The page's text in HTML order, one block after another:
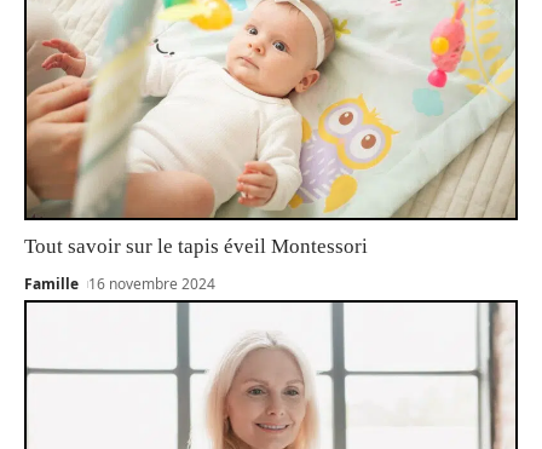
Tout savoir sur le tapis éveil Montessori
Famille 16 novembre 2024